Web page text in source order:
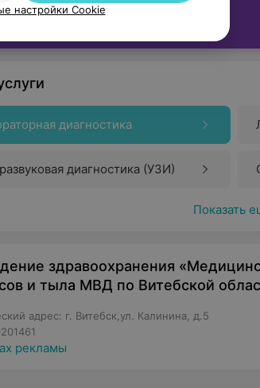
диагностика
диагностика (УЗИ)
Показать
здравоохранения
и тыла МВД по Витебской
адрес: г. Витебск,ул. Калинина, д.5
рекламы
настройки Cookie